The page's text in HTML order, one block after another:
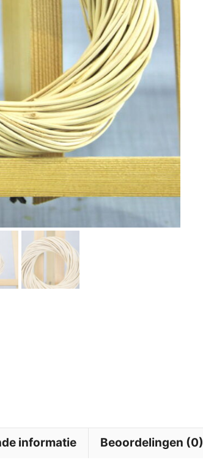
informatie Beoordelingen (0)